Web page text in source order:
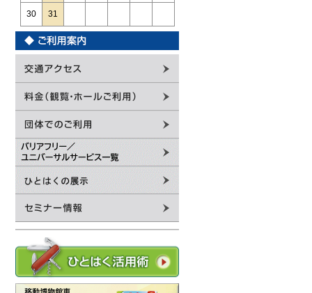
30 31